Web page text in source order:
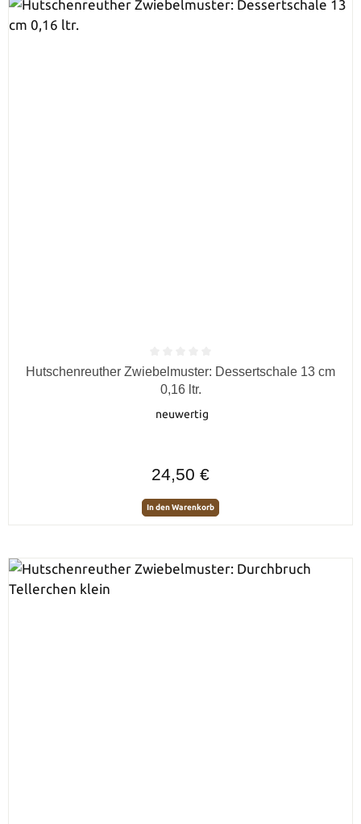
Durchschnittliche Bewertung von 0 von 5 Sternen
Hutschenreuther Zwiebelmuster: Dessertschale 13 cm
0,16 ltr.
neuwertig
24,50 €
In den Warenkorb